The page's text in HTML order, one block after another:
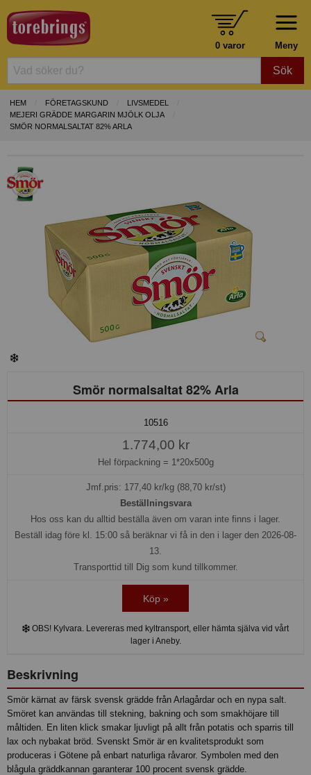
Meny
0 varor
Sök
HEM FÖRETAGSKUND
LIVSMEDEL
MEJERI GRÄDDE MARGARIN MJÖLK OLJA
SMÖR NORMALSALTAT 82% ARLA
Smör normalsaltat 82% Arla
10516
1.774,00 kr
Hel förpackning = 1*20x500g
Jmf.pris: 177,40kr/kg (88,70 kr/st)
Beställningsvara
Hos oss kan du alltid beställa även om varan inte finns i lager.
Beställ idag före kl. 15:00 så beräknar vi få in den i lager den 2026-08-
13.
Transporttid till Dig som kund tillkommer.
Köp »
OBS! Kylvara. Levereras med kyltransport, eller hämta själva vid vårt
lager i Aneby.
Beskrivning
Smör kärnat av färsk svensk grädde från Arlagårdar och en nypa salt.
Smöret kan användas till stekning, bakning och som smakhöjare till
måltiden. En liten klick smakar ljuvligt på allt från potatis och sparris till
lax och nybakat bröd. Svenskt Smör är en kvalitetsprodukt som
produceras i Götene på enbart naturliga råvaror. Symbolen med den
blågula gräddkannan garanterar 100 procent svensk grädde.